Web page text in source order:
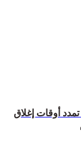
تمدد أوقات إغلاق